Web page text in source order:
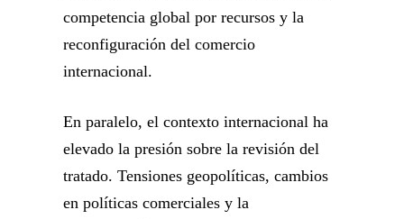
competencia global por recursos y la
reconfiguración del comercio
internacional.
En paralelo, el contexto internacional ha
elevado la presión sobre la revisión del
tratado. Tensiones geopolíticas, cambios
en políticas comerciales y la